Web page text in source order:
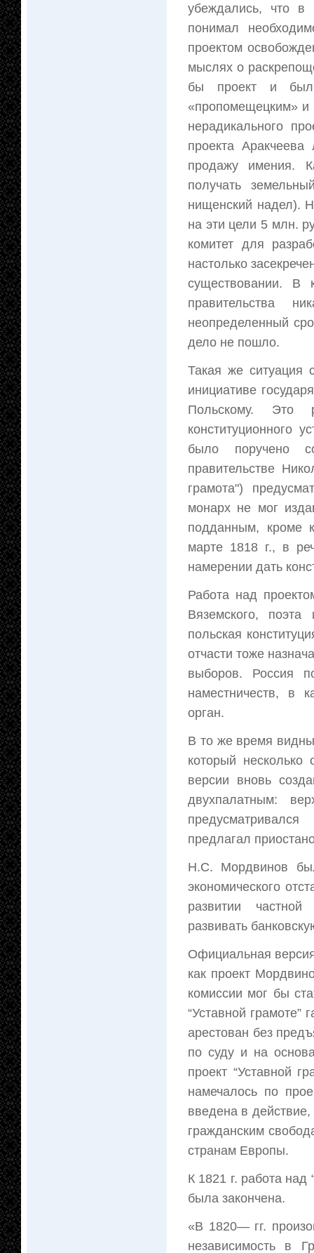
убеждались, что
понимал
проектом
мыслях о
бы проект и
«пропомещецким» и
нерадикального
проекта
продажу имения.
получать
нищенский надел).
на эти цели 5 млн.
комитет для
настолько
существовании. В
правительства
неопределенный
дело не пошло.
Такая же ситуация
инициативе
Польскому. Это
конституционного
было поручено
правительстве
грамота")
монарх не мог
подданным, кроме
марте 1818 г., в
намерении дать
Работа над
Вяземского,
польская
отчасти тоже
выборов. Россия
наместничеств, в
орган.
В то же время
который
версии вновь
двухпалатным:
предлагал
Н.С. Мордвинов
экономического
развитии частной
развивать
Официальная
как проект
комиссии мог бы
“Уставной грамоте”
арестован без
по суду и на
проект “Уставной
намечалось по
введена в
гражданским
странам Европы.
К 1821 г. работа над
была закончена.
«В 1820— гг.
независимость в